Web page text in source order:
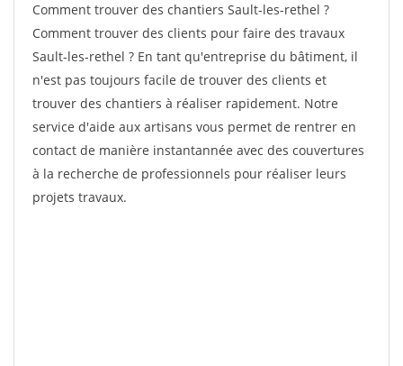
Comment trouver des chantiers Sault-les-rethel ?
Comment trouver des clients pour faire des travaux
Sault-les-rethel ? En tant qu'entreprise du bâtiment, il
n'est pas toujours facile de trouver des clients et
trouver des chantiers à réaliser rapidement. Notre
service d'aide aux artisans vous permet de rentrer en
contact de manière instantannée avec des couvertures
à la recherche de professionnels pour réaliser leurs
projets travaux.